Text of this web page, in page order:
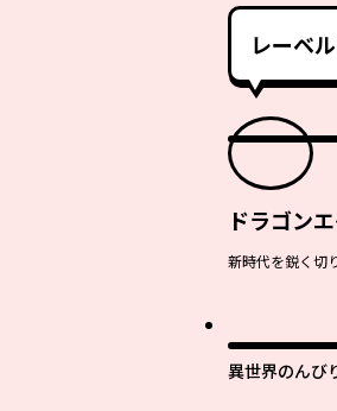
レーベ
ドラゴン
新時代を鋭く切
異世界のんび